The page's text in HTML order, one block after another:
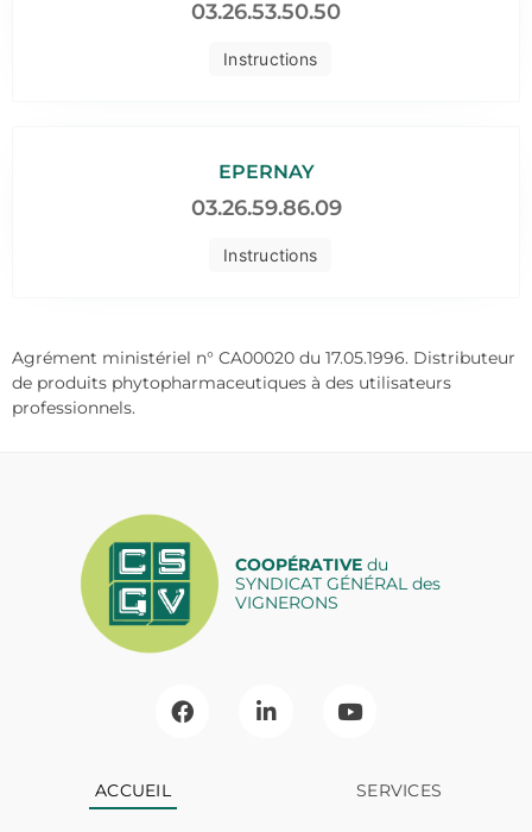
Instructions
03.26.53.50.50
Instructions
EPERNAY
03.26.59.86.09
Agrément ministériel n° CA00020 du 17.05.1996. Distributeur
de produits phytopharmaceutiques à des utilisateurs
professionnels.
COOPÉRATIVEdu
SYNDICAT GÉNÉRAL des
VIGNERONS
ACCUEIL SERVICES